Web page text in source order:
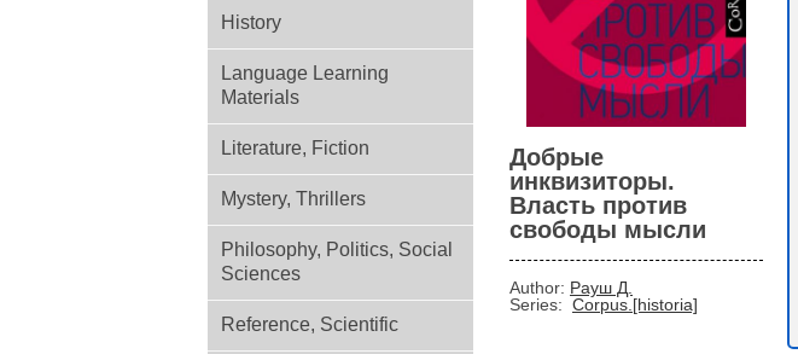
History
Language Learning
Materials
Literature, Fiction
Mystery, Thrillers
Philosophy, Politics, Social
Sciences
Reference, Scientific
Добрые
инквизиторы.
Власть против
свободы мысли
Author: Рауш Д.
Series: Corpus.[historia]